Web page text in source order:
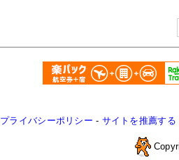
プライバシーポリシー - サイトを推薦する